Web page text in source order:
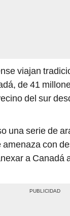
viajan
de 41
del sur
una serie de
con
a Canadá